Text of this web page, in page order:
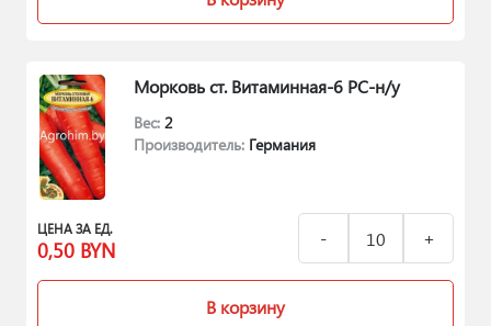
Морковь ст. Витаминная-6 РС-н/у
Вес: 2
Производитель: Германия
ЦЕНА ЗА ЕД.
0,50 BYN
В корзину